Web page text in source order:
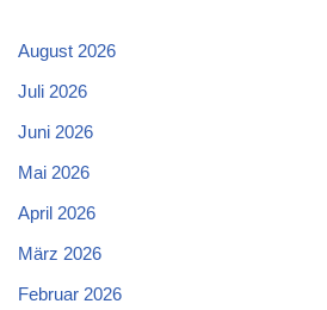
August 2026
Juli 2026
Juni 2026
Mai 2026
April 2026
März 2026
Februar 2026